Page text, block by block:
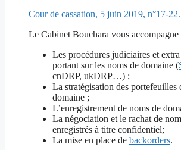
Cour de cassation, 5 juin 2019, n°17-
Le Cabinet Bouchara vous accompagne
Les procédures judiciaires et
portant sur les noms de domaine (
cnDRP, ukDRP…) ;
La stratégisation des portefeuilles
domaine ;
L’enregistrement de noms de
La négociation et le rachat de
enregistrés à titre confidentiel;
La mise en place de backorders.